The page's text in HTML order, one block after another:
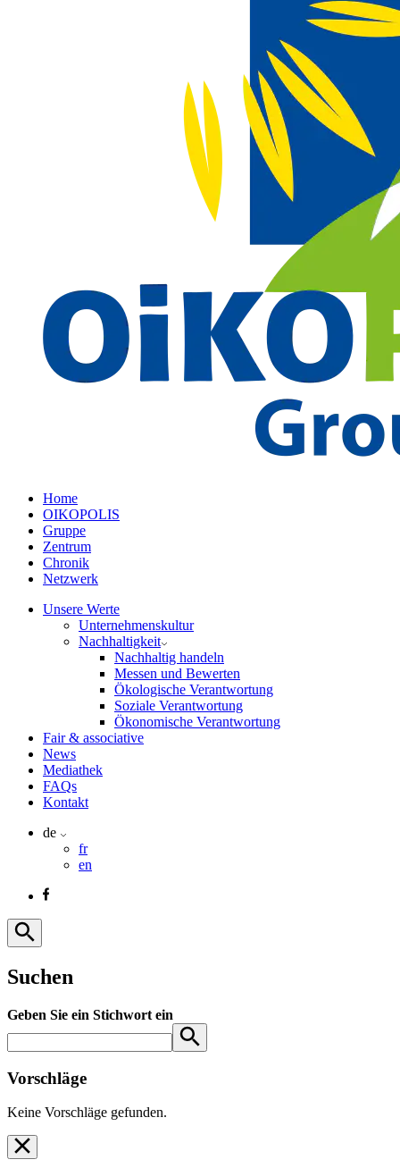
Home
OIKOPOLIS
Gruppe
Zentrum
Chronik
Netzwerk
Unsere Werte
Unternehmenskultur
Nachhaltigkeit
Nachhaltig handeln
Messen und Bewerten
Ökologische Verantwortung
Soziale Verantwortung
Ökonomische Verantwortung
Fair & associative
News
Mediathek
FAQs
Kontakt
de
fr
en
Suchen
Geben Sie ein Stichwort ein
Vorschläge
Keine Vorschläge gefunden.